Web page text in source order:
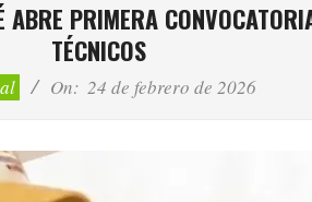
ABRE PRIMERA
TÉCNICOS
On: 24 de febrero de 2026